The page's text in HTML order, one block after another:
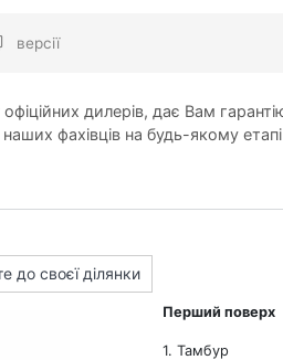
версії
дилерів, дає Вам
фахівців на будь-якому етапі
до своєї ділянки
Перший поверх
1. Тамбур